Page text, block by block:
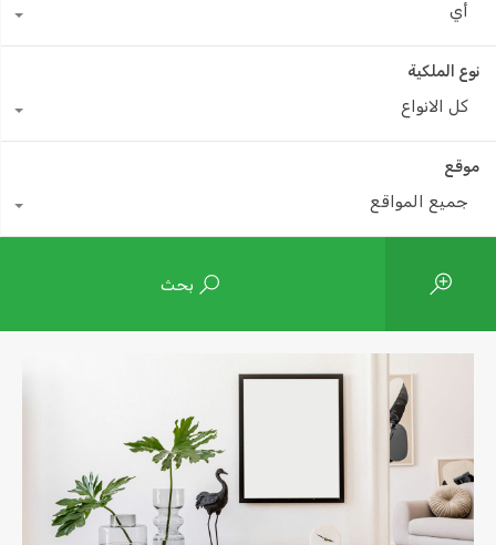
أي
نوع الملكية
كل الانواع
موقع
جميع المواقع
بحث